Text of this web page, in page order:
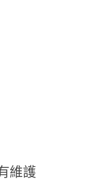
維護